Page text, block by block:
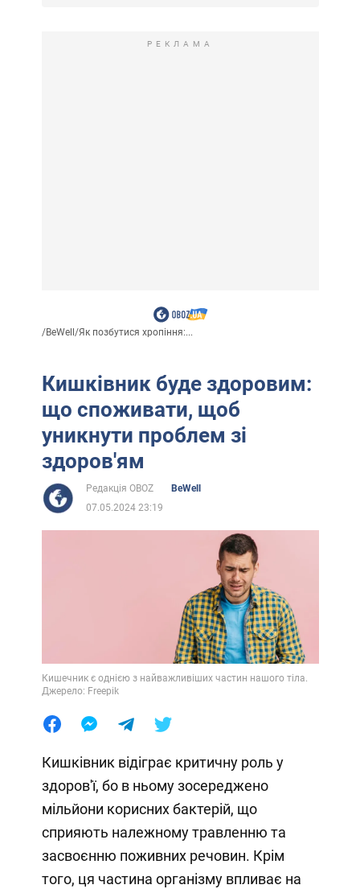
РЕКЛАМА
/BeWell/Як позбутися хропіння:...
Кишківник буде здоровим:
що споживати, щоб
уникнути проблем зі
здоров'ям
Редакція OBOZ
BeWell
07.05.2024 23:19
Кишечник є однією з найважливіших частин нашого тіла.
Джерело: Freepik
Кишківник відіграє критичну роль у
здоров'ї, бо в ньому зосереджено
мільйони корисних бактерій, що
сприяють належному травленню та
засвоєнню поживних речовин. Крім
того, ця частина організму впливає на